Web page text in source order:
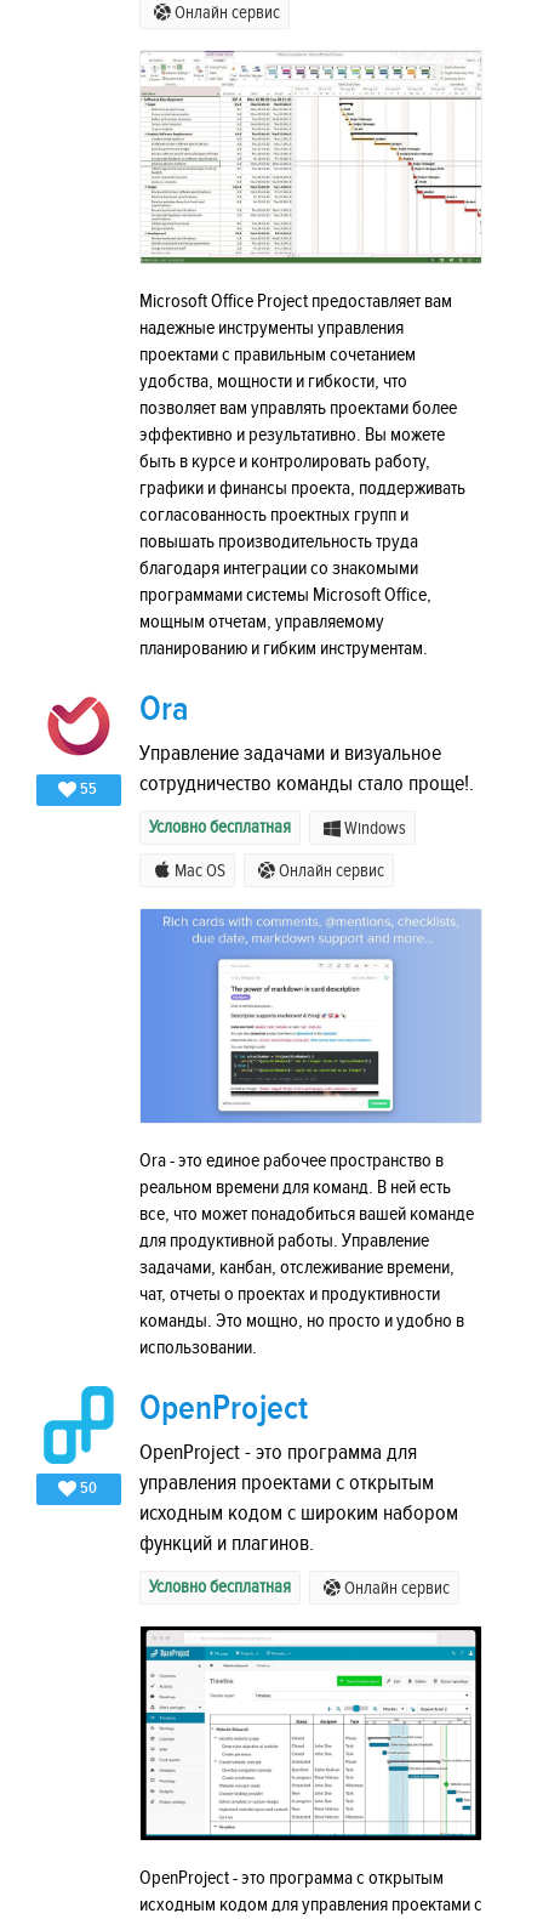
Онлайн сервис
Microsoft Office Project предоставляет вам
надежные инструменты управления
проектами с правильным сочетанием
удобства, мощности и гибкости, что
позволяет вам управлять проектами более
эффективно и результативно. Вы можете
быть в курсе и контролировать работу,
графики и финансы проекта, поддерживать
согласованность проектных групп и
повышать производительность труда
благодаря интеграции со знакомыми
программами системы Microsoft Office,
мощным отчетам, управляемому
планированию и гибким инструментам.
55
Ora
Управление задачами и визуальное
сотрудничество команды стало проще!.
Условно бесплатная Windows
Mac OS Онлайн сервис
Ora - это единое рабочее пространство в
реальном времени для команд. В ней есть
все, что может понадобиться вашей команде
для продуктивной работы. Управление
задачами, канбан, отслеживание времени,
чат, отчеты о проектах и ​​продуктивности
команды. Это мощно, но просто и удобно в
использовании.
50
OpenProject
OpenProject - это программа для
управления проектами с открытым
исходным кодом с широким набором
функций и плагинов.
Условно бесплатная Онлайн сервис
OpenProject - это программа с открытым
исходным кодом для управления проектами с